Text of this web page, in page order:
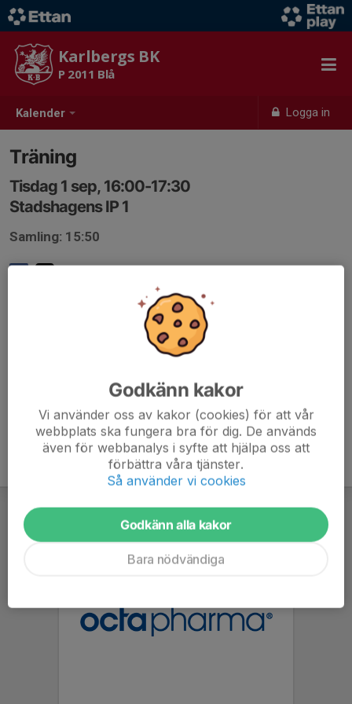
Kalender Logga in
Karlbergs BK
P 2011 Blå
Träning
Tisdag 1 sep, 16:00-17:30
Stadshagens IP 1
Samling: 15:50
Godkänn kakor
Vi använder oss av kakor (cookies) för att vår
webbplats ska fungera bra för dig. De används
även för webbanalys i syfte att hjälpa oss att
förbättra våra tjänster.
Så använder vi cookies
Godkänn alla kakor
Bara nödvändiga